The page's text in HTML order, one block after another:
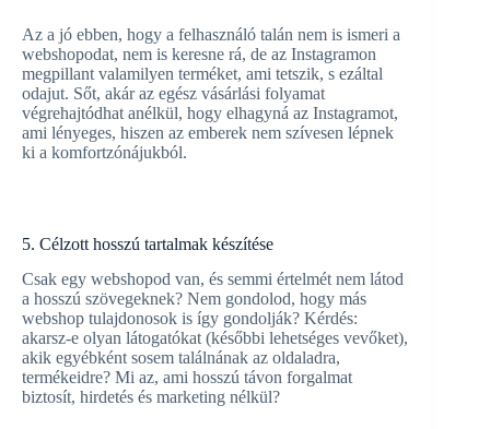
Az a jó ebben, hogy a felhasználó talán nem is ismeri a
webshopodat, nem is keresne rá, de az Instagramon
megpillant valamilyen terméket, ami tetszik, s ezáltal
odajut. Sőt, akár az egész vásárlási folyamat
végrehajtódhat anélkül, hogy elhagyná az Instagramot,
ami lényeges, hiszen az emberek nem szívesen lépnek
ki a komfortzónájukból.
5. Célzott hosszú tartalmak készítése
Csak egy webshopod van, és semmi értelmét nem látod
a hosszú szövegeknek? Nem gondolod, hogy más
webshop tulajdonosok is így gondolják? Kérdés:
akarsz-e olyan látogatókat (későbbi lehetséges vevőket),
akik egyébként sosem találnának az oldaladra,
termékeidre? Mi az, ami hosszú távon forgalmat
biztosít, hirdetés és marketing nélkül?